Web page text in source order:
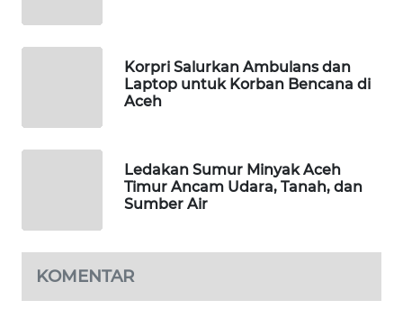
Korpri Salurkan Ambulans dan
Laptop untuk Korban Bencana di
Aceh
Ledakan Sumur Minyak Aceh
Timur Ancam Udara, Tanah, dan
Sumber Air
KOMENTAR
METRO